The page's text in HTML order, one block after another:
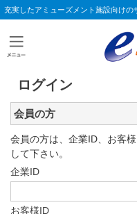
充実したアミューズメント施設向けの
ログイン
会員の方
会員の方は、企業ID、お客
して下さい。
企業ID
お客様ID